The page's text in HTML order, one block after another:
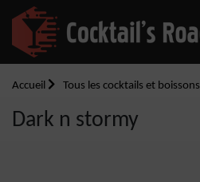
Accueil Tous les cocktails et boissons
Dark n stormy